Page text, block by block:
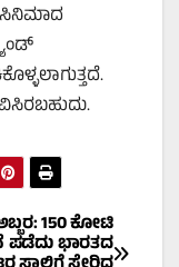
150 ಕೋಟಿ
ಭಾರತದ